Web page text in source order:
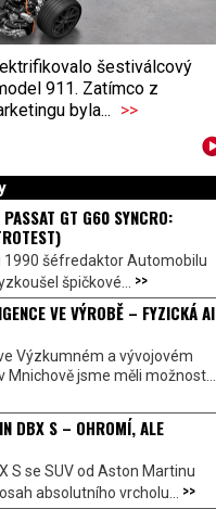
šestiválcový
911. Zatímco z
byla... >>
PASSAT GT G60 SYNCRO:
1990 šéfredaktor Automobilu
špičkové... >>
VE VÝROBĚ – FYZICKÁ AI
Výzkumném a vývojovém
Mnichově jsme měli možnost...
DBX S – OHROMÍ, ALE
S se SUV od Aston Martinu
absolutního vrcholu... >>